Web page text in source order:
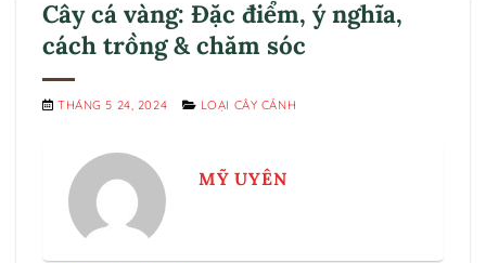
Cây cá vàng: Đặc điểm, ý nghĩa,
cách trồng & chăm sóc
THÁNG 5 24, 2024 LOẠI CÂY CẢNH
MỸ UYÊN